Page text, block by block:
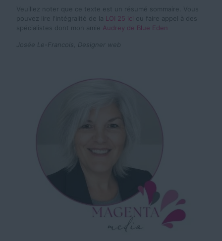
Veuillez noter que ce texte est un résumé sommaire. Vous
pouvez lire l'intégralité de la LOI 25 ici ou faire appel à des
spécialistes dont mon amie Audrey de Blue Eden
Josée Le-Francois, Designer web